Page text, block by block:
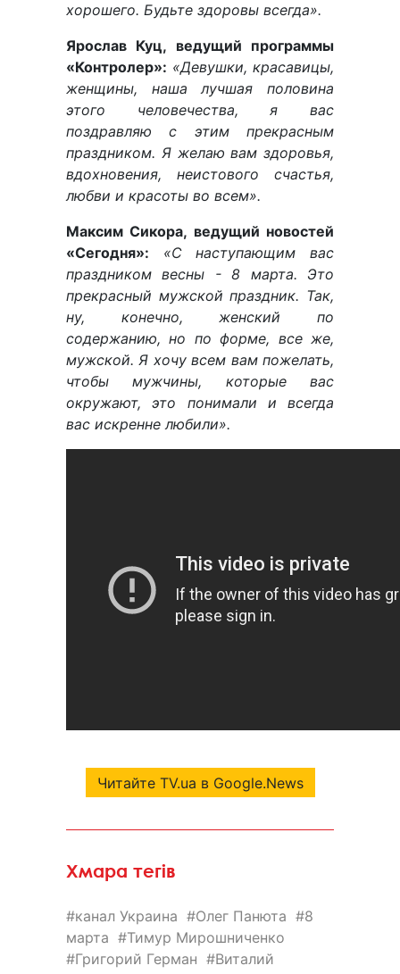
хорошего. Будьте здоровы всегда».
Ярослав Куц, ведущий программы
«Контролер»: «Девушки, красавицы,
женщины, наша лучшая половина
этого человечества, я вас
поздравляю с этим прекрасным
праздником. Я желаю вам здоровья,
вдохновения, неистового счастья,
любви и красоты во всем».
Максим Сикора, ведущий новостей
«Сегодня»:
«С наступающим вас
праздником весны - 8 марта. Это
прекрасный мужской праздник. Так,
ну, конечно, женский по
содержанию, но по форме, все же,
мужской. Я хочу всем вам пожелать,
чтобы мужчины, которые вас
окружают, это понимали и всегда
вас искренне любили».
Читайте TV.ua в Google.News
Хмара тегів
канал Украина Олег Панюта
8
марта
Тимур Мирошниченко
Григорий Герман
Виталий